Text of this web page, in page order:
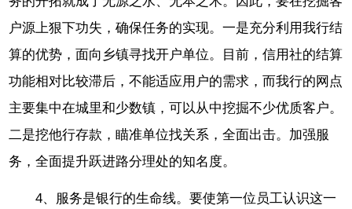
户源上狠下功失，确保任务的实现。一是充分利用我行结
算的优势，面向乡镇寻找开户单位。目前，信用社的结算
功能相对比较滞后，不能适应用户的需求，而我行的网点
主要集中在城里和少数镇，可以从中挖掘不少优质客户。
二是挖他行存款，瞄准单位找关系，全面出击。加强服
务，全面提升跃进路分理处的知名度。
4、服务是银行的生命线。要使第一位员工认识这一